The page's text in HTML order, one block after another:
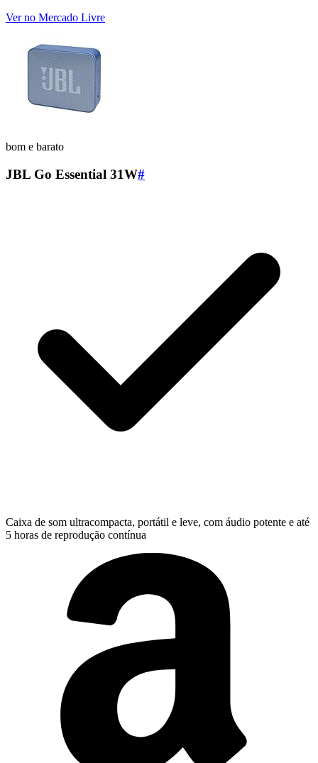
Ver no Mercado Livre
bom e barato
JBL Go Essential 31W#
Caixa de som ultracompacta, portátil e leve, com áudio potente e até
5 horas de reprodução contínua